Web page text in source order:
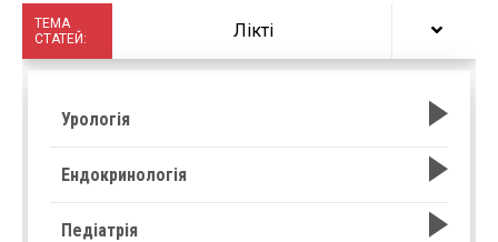
ТЕМА
СТАТЕЙ:
Лікті
Урологія
Ендокринологія
Педіатрія